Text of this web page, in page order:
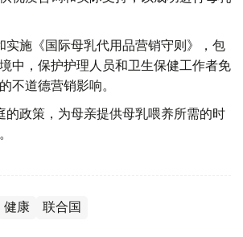
实施《国际母乳代用品营销守则》，包
中，保护护理人员和卫生保健工作者免
不道德营销影响。
的政策，为母亲提供母乳喂养所需的时
健康 联合国